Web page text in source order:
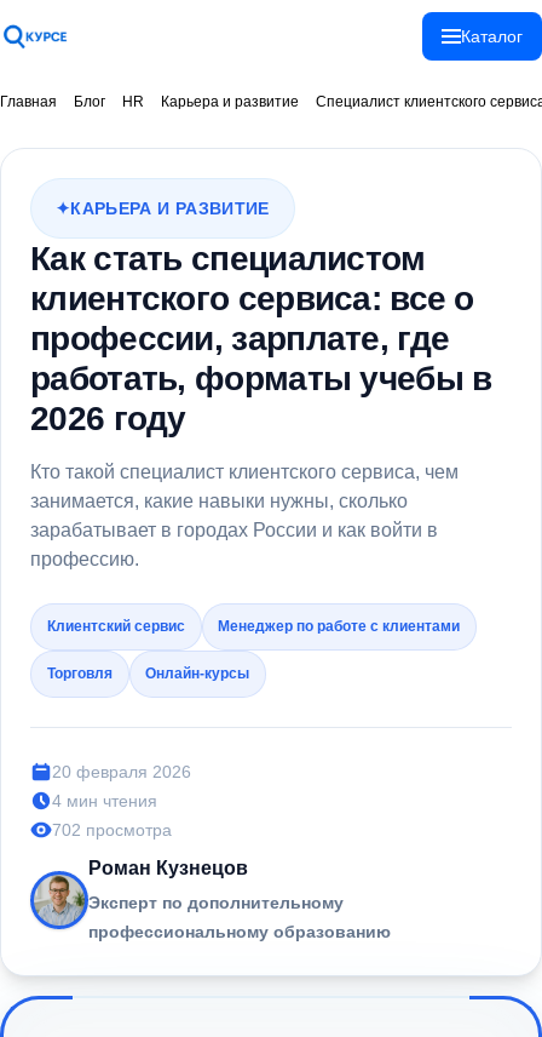
Каталог
Главная Блог HR Карьера и развитие Специалист клиентского
КАРЬЕРА И РАЗВИТИЕ
Как стать специалистом
клиентского сервиса: все о
профессии, зарплате, где
работать, форматы учебы в
2026 году
Кто такой специалист клиентского сервиса, чем
занимается, какие навыки нужны, сколько
зарабатывает в городах России и как войти в
профессию.
Клиентский сервис Менеджер по работе с клиентами
Торговля Онлайн-курсы
20 февраля 2026
4 мин чтения
702 просмотра
Роман Кузнецов
Эксперт по дополнительному
профессиональному образованию
Ваше сообщение
Закрыть